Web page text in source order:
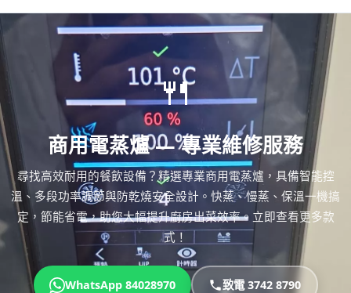
🍴
商用電蒸爐 — 專業維修服務
尋找高效耐用的餐飲設備？精選專業商用電蒸爐，具備智能控
溫、多段功率調節與防乾燒安全設計。快蒸、慢蒸、保溫一機搞
定，節能省電，助您大幅提升廚房出菜效率。立即查看更多款
式！
WhatsApp 84028970 致電 3742 8790